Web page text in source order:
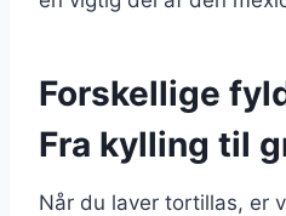
Forskellige
Fra kylling til
Når du laver tortillas, er